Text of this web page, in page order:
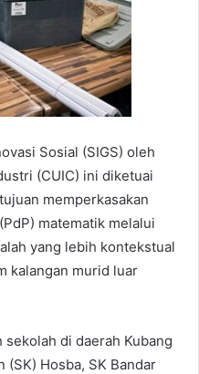
Sosial (SIGS) oleh
(CUIC) ini diketuai
memperkasakan
matematik melalui
yang lebih kontekstual
kalangan murid luar
di daerah Kubang
(SK) Hosba, SK Bandar